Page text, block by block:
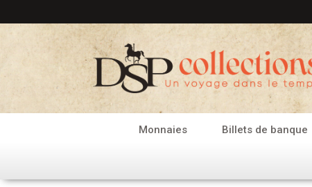
au
contenu
Monnaies Billets de banque